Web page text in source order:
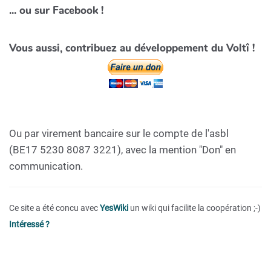
... ou sur Facebook !
Vous aussi, contribuez au développement du Voltî !
Ou par virement bancaire sur le compte de l'asbl
(BE17 5230 8087 3221), avec la mention "Don" en
communication.
Ce site a été concu avecYesWiki un wiki qui facilite la coopération ;-)
Intéressé ?